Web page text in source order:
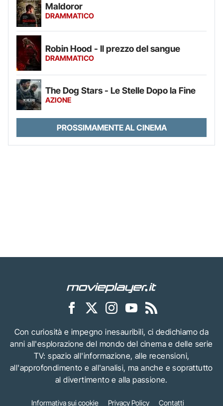
Maldoror
DRAMMATICO
Robin Hood - Il prezzo del sangue
DRAMMATICO
The Dog Stars - Le Stelle Dopo la Fine
AZIONE
PROSSIMAMENTE AL CINEMA
Con curiosità e impegno inesauribili, ci dedichiamo da
anni all'esplorazione del mondo del cinema e delle serie
TV: spazio all'informazione, alle recensioni,
all'approfondimento e all'analisi, ma anche e soprattutto
al divertimento e alla passione.
Informativa sui cookie Privacy Policy Contatti